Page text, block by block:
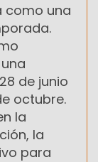
como una
de junio
octubre.
la
la
para